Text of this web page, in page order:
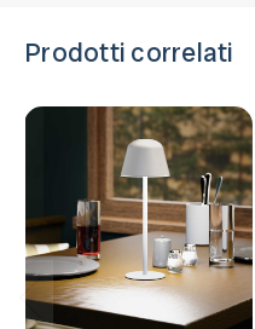
Prodotti correlati